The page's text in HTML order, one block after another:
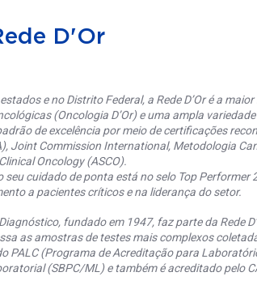
D'Or
e no Distrito Federal, a Rede D’Or é a
(Oncologia D’Or) e uma ampla
de excelência por meio de certificações
Joint Commission International, Metodologia
Oncology (ASCO).
seu cuidado de ponta está no selo Top Performer
a pacientes críticos e na liderança do setor.
fundado em 1947, faz parte da Rede
as amostras de testes mais complexos
PALC (Programa de Acreditação para
(SBPC/ML) e também é acreditado pelo